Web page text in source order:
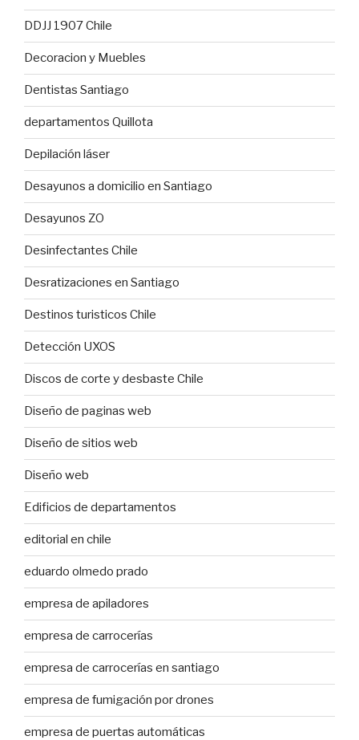
DDJJ 1907 Chile
Decoracion y Muebles
Dentistas Santiago
departamentos Quillota
Depilación láser
Desayunos a domicilio en Santiago
Desayunos ZO
Desinfectantes Chile
Desratizaciones en Santiago
Destinos turisticos Chile
Detección UXOS
Discos de corte y desbaste Chile
Diseño de paginas web
Diseño de sitios web
Diseño web
Edificios de departamentos
editorial en chile
eduardo olmedo prado
empresa de apiladores
empresa de carrocerías
empresa de carrocerías en santiago
empresa de fumigación por drones
empresa de puertas automáticas